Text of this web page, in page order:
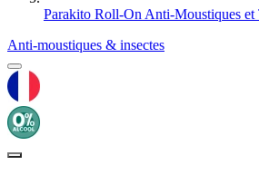
Parakito Roll-On Anti-Moustiques et
Anti-moustiques & insectes